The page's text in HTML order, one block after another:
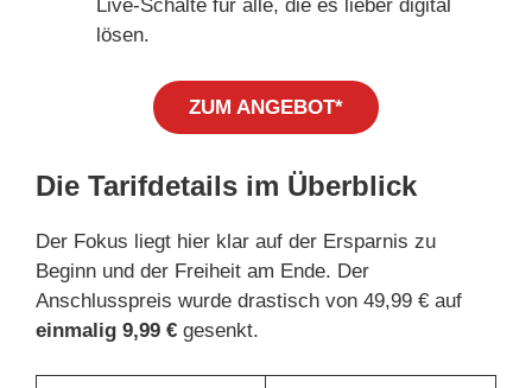
Live-Schalte für alle, die es lieber digital
lösen.
ZUM ANGEBOT*
Die Tarifdetails im Überblick
Der Fokus liegt hier klar auf der Ersparnis zu
Beginn und der Freiheit am Ende. Der
Anschlusspreis wurde drastisch von 49,99 € auf
einmalig 9,99 € gesenkt.